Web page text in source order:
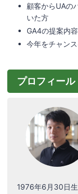
顧客からUAの
いた方
GA4の提案内
今年をチャン
プロフィール
1976年6月30日生